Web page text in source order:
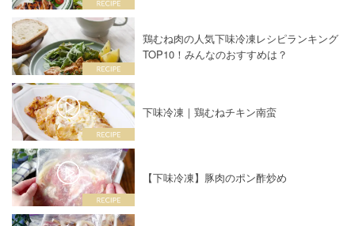
鶏むね肉の人気下味冷凍レシピランキング
TOP10！みんなのおすすめは？
下味冷凍｜鶏むねチキン南蛮
【下味冷凍】豚肉のポン酢炒め